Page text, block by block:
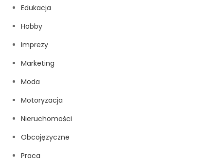
Edukacja
Hobby
Imprezy
Marketing
Moda
Motoryzacja
Nieruchomości
Obcojęzyczne
Praca